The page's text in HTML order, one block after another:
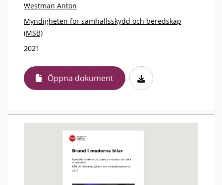
Westman Anton
Myndigheten för samhällsskydd och beredskap
(MSB)
2021
Öppna dokument